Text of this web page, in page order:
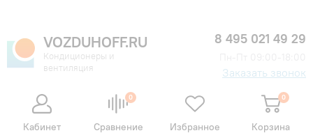
VOZDUHOFF.RU
Кондиционеры и
вентиляция
8 495 021 49 29
Заказать звонок
Кабинет
0
Сравнение Избранное
0
Корзина